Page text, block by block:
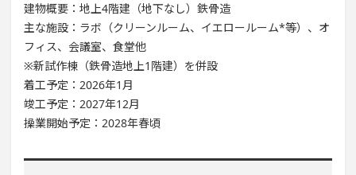
建物概要：地上4階建（地下なし）鉄骨造
主な施設：ラボ（クリーンルーム、イエロールーム*等）、オ
フィス、会議室、食堂他
※新試作棟（鉄骨造地上1階建）を併設
着工予定：2026年1月
竣工予定：2027年12月
操業開始予定：2028年春頃